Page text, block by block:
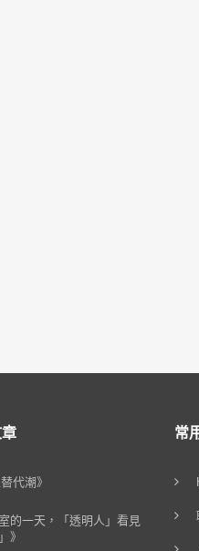
代潮》
的一天，「透明人」看見
》
常